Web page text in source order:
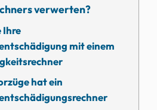
verwerten?
Ihre
mit einem
hat ein